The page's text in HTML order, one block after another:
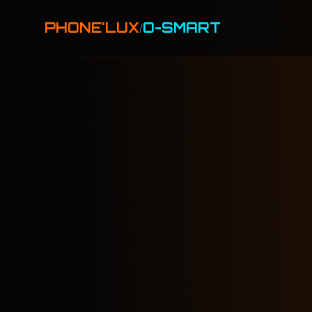
PHONE'LUX/O-SMART